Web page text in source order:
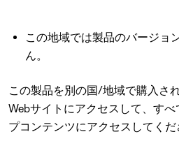
この地域では製品のバージョ
ん。
この製品を別の国/地域で購入さ
Webサイトにアクセスして、す
プコンテンツにアクセスしてくだ